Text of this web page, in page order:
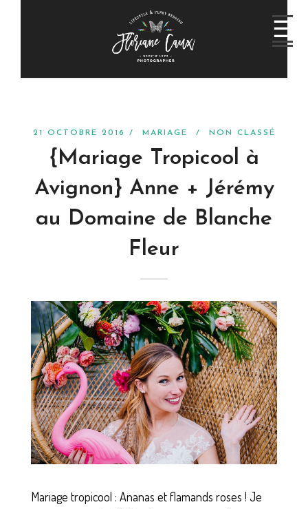
21 OCTOBRE 2016 / MARIAGE / NON CLASSÉ
{Mariage Tropicool à
Avignon} Anne + Jérémy
au Domaine de Blanche
Fleur
Mariage tropicool : Ananas et flamands roses ! Je